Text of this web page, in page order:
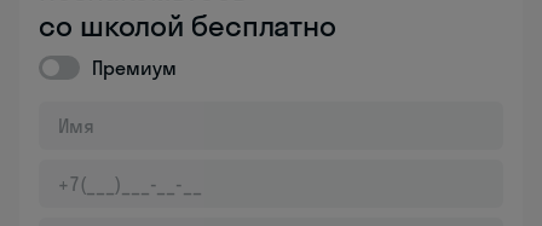
со школой бесплатно
Премиум